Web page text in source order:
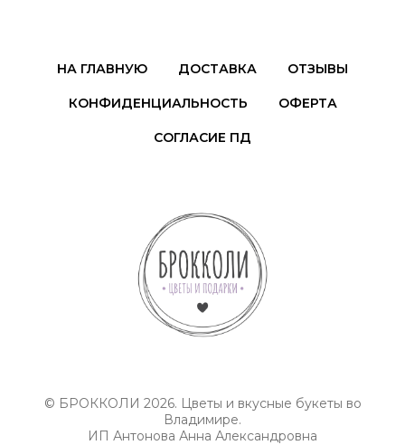
НА ГЛАВНУЮ ДОСТАВКА ОТЗЫВЫ
КОНФИДЕНЦИАЛЬНОСТЬ ОФЕРТА
СОГЛАСИЕ ПД
© БРОККОЛИ 2026. Цветы и вкусные букеты во
Владимире.
ИП Антонова Анна Александровна